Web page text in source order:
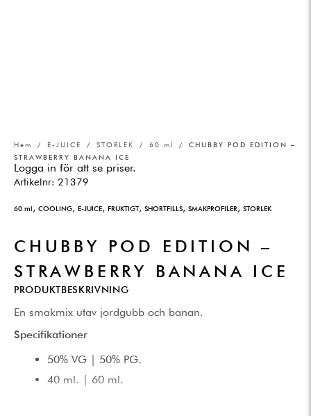
Hem / E-JUICE / STORLEK / 60 ml
/ CHUBBY POD EDITION –
STRAWBERRY BANANA ICE
Logga in för att se priser.
Artikelnr: 21379
60 ml , COOLING, E-JUICE, FRUKTIGT, SHORTFILLS, SMAKPROFILER , STORLEK
CHUBBY POD EDITION –
STRAWBERRY BANANA ICE
PRODUKTBESKRIVNING
En smakmix utav jordgubb och banan.
Specifikationer
50% VG | 50% PG.
40 ml. | 60 ml.